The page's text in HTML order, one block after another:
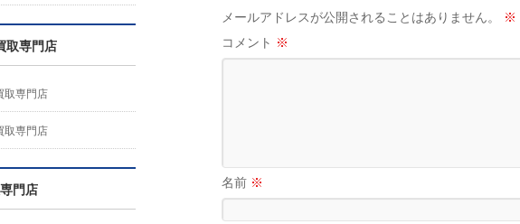
メールアドレスが公開されることはありません。 ※
コメント ※
名前 ※
取専門店
取専門店
取専門店
門店